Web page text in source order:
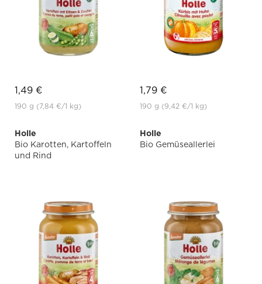
1,49 €
190 g (7,84 €/1 kg)
1,79 €
190 g (9,42 €/1 kg)
Holle
Bio Karotten, Kartoffeln
und Rind
Holle
Bio Gemüseallerlei